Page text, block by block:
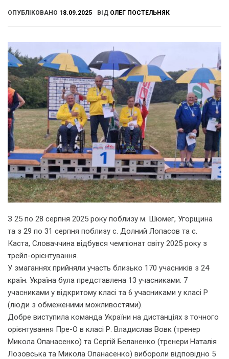
ОПУБЛІКОВАНО 18.09.2025 ВІД ОЛЕГ ПОСТЕЛЬНЯК
З 25 по 28 серпня 2025 року поблизу м. Шюмег, Угорщина
та з 29 по 31 серпня поблизу с. Долний Лопасов та с.
Каста, Словаччина відбувся чемпіонат світу 2025 року з
трейл-орієнтування.
У змаганнях прийняли участь близько 170 учасників з 24
країн. Україна була представлена 13 учасниками: 7
учасниками у відкритому класі та 6 учасниками у класі Р
(люди з обмеженими можливостями).
Добре виступила команда України на дистанціях з точного
орієнтування Пре-О в класі Р. Владислав Вовк (тренер
Микола Опанасенко) та Сергій Беланенко (тренери Наталія
Лозовська та Микола Опанасенко) вибороли відповідно 5